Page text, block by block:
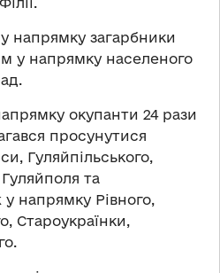
напрямку загарбники
у напрямку населеного
окупанти 24 рази
просунутися
Гуляйпільського,
та
у напрямку Рівного,
Староукраїнки,